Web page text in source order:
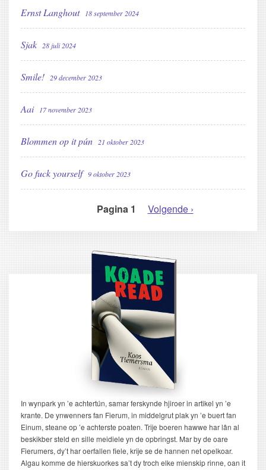
Ernst Langhout 18 september 2024
Sjak 28 juli 2024
Smile! 29 december 2023
Aai 17 november 2023
Blommen op it pún 21 oktober 2023
Go fuck yourself 9 oktober 2023
Pagina 1
Volgende
Volgende ›
In wynpark yn ’e achtertún, samar ferskynde hjiroer in artikel yn ’e
krante. De ynwenners fan Fierum, in middelgrut plak yn ’e buert fan
Einum, steane op ’e achterste poaten. Trije boeren hawwe har lân al
beskikber steld en sille meidiele yn de opbringst. Mar by de oare
Fierumers, dy’t har oerfallen fiele, krije se de hannen net opelkoar.
Algau komme de hierskuorkes sa’t dy troch elke mienskip rinne, oan it